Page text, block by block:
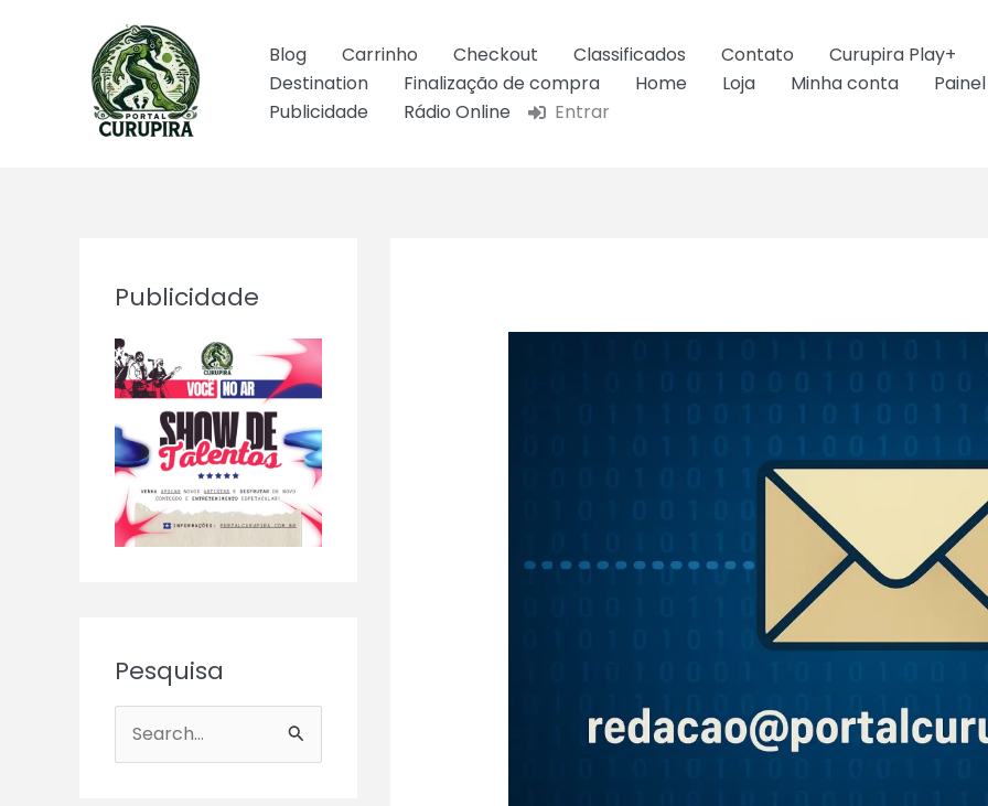
Blog Carrinho Checkout Classificados Contato
Curupira Play+
Destination
Finalização de compra Home Loja Minha conta
Painel
Publicidade
Rádio Online Entrar
Publicidade
Pesquisa
e